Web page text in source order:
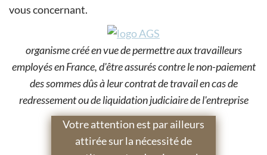
vous concernant.
organisme créé en vue de permettre aux travailleurs
employés en France, d'être assurés contre le non-paiement
des sommes dûs à leur contrat de travail en cas de
redressement ou de liquidation judiciaire de l'entreprise
Votre attention est par ailleurs
attirée sur la nécessité de